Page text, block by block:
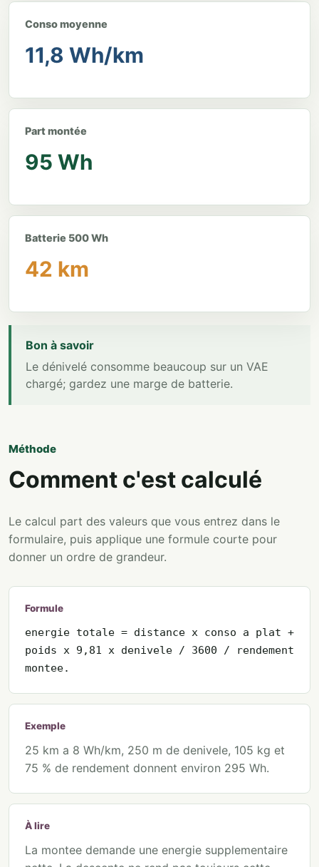
Conso moyenne
11,8 Wh/km
Part montée
95 Wh
Batterie 500 Wh
42 km
Bon à savoir
Le dénivelé consomme beaucoup sur un VAE
chargé; gardez une marge de batterie.
Méthode
Comment c'est calculé
Le calcul part des valeurs que vous entrez dans le
formulaire, puis applique une formule courte pour
donner un ordre de grandeur.
Formule
energie totale = distance x conso a plat +
poids x 9,81 x denivele / 3600 / rendement
montee.
Exemple
25 km a 8 Wh/km, 250 m de denivele, 105 kg et
75 % de rendement donnent environ 295 Wh.
À lire
La montee demande une energie supplementaire